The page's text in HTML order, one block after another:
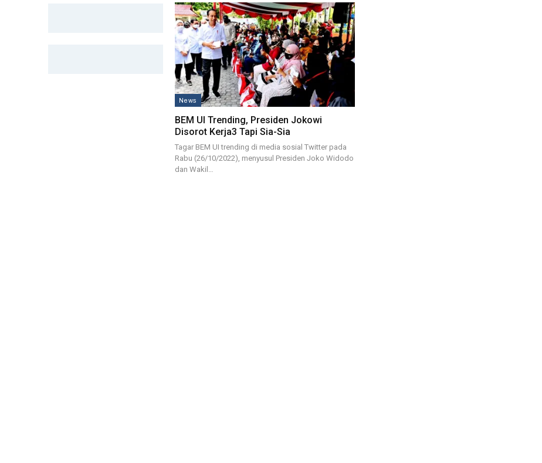
News
BEM UI Trending, Presiden Jokowi
Disorot Kerja3 Tapi Sia-Sia
Tagar BEM UI trending di media sosial Twitter pada
Rabu (26/10/2022), menyusul Presiden Joko Widodo
dan Wakil…